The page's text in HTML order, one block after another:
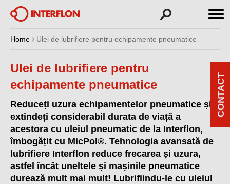
Home Ulei de lubrifiere pentru echipamente pneumatice
Ulei de lubrifiere pentru
echipamente pneumatice
Reduceți uzura echipamentelor pneumatice și
extindeți considerabil durata de viață a
acestora cu uleiul pneumatic de la Interflon,
îmbogățit cu MicPol®. Tehnologia avansată de
lubrifiere Interflon reduce frecarea și uzura,
astfel încât uneltele și mașinile pneumatice
durează mult mai mult! Lubrifiindu-le cu uleiul
CONTACT